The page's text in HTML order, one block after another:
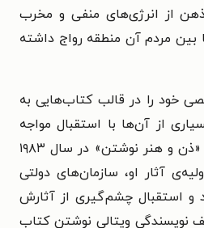
از انرژی‌های منفی و مخرب
بین مردم آن منطقه رواج داشته
خود را در قالب کتاب‌هایی به
از آن‌ها با استقبال مواجه
شده است. اولین کتابش «ذن و هنر نوشتن» در سال ۱۹۸۳
آثار او، سازمان‌های دولتی
استقبال چشم‌گیری از آثارش
ویتالی نوشتن کتاب